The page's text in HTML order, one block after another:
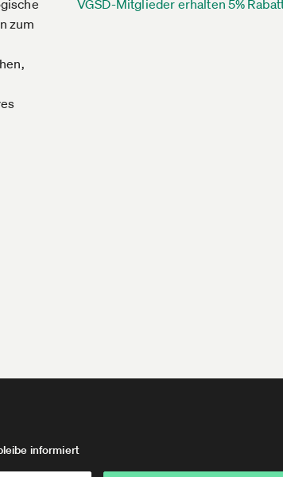
zum
VGSD-Mitglieder erhalten 5%
informiert